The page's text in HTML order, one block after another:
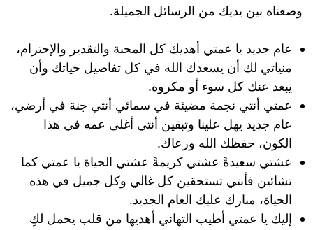
وضعناه بين يديك من الرسائل الجميلة.
عام جديد يا عمتي أهديك كل المحبة والتقدير والإحترام،
منياتي لك أن يسعدك الله في كل تفاصيل حياتك وأن
يبعد عنك كل سوء أو مكروه.
عمتي أنتي نجمة مضيئة في سمائي أنتي جنة في أرضي،
عام جديد يهل علينا وتبقين أنتي أغلى عمه في هذا
الكون، حفظك الله ورعاك.
عشتي سعيدةً عشتي كريمةً عشتي الحياة يا عمتي كما
تشائين فأنتي تستحقين كل غالي وكل جميل في هذه
الحياة، مبارك عليك العام الجديد.
إليك يا عمتي أطيب التهاني أهديها من قلب يحمل لكِ